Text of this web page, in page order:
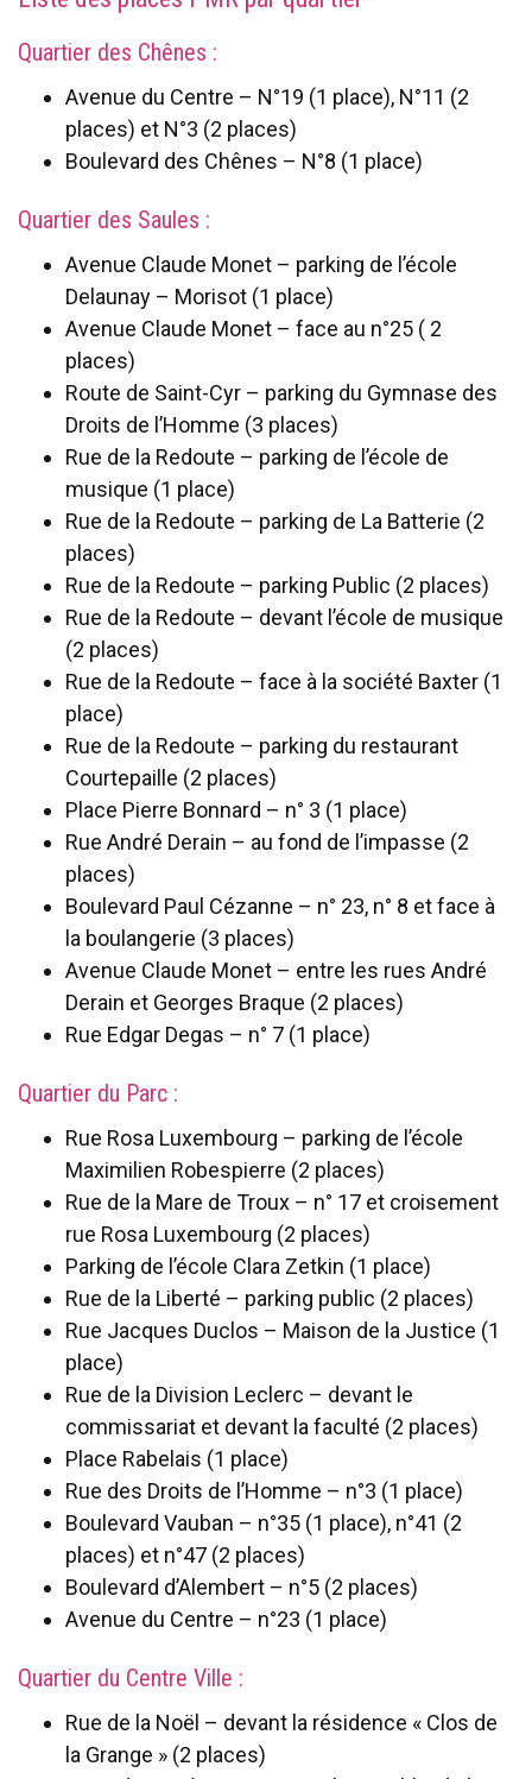
Quartier des Chênes :
Avenue du Centre – N°19 (1 place), N°11 (2
places) et N°3 (2 places)
Boulevard des Chênes – N°8 (1 place)
Quartier des Saules :
Avenue Claude Monet – parking de l’école
Delaunay – Morisot (1 place)
Avenue Claude Monet – face au n°25 ( 2
places)
Route de Saint-Cyr – parking du Gymnase des
Droits de l’Homme (3 places)
Rue de la Redoute – parking de l’école de
musique (1 place)
Rue de la Redoute – parking de La Batterie (2
places)
Rue de la Redoute – parking Public (2 places)
Rue de la Redoute – devant l’école de musique
(2 places)
Rue de la Redoute – face à la société Baxter (1
place)
Rue de la Redoute – parking du restaurant
Courtepaille (2 places)
Place Pierre Bonnard – n° 3 (1 place)
Rue André Derain – au fond de l’impasse (2
places)
Boulevard Paul Cézanne – n° 23, n° 8 et face à
la boulangerie (3 places)
Avenue Claude Monet – entre les rues André
Derain et Georges Braque (2 places)
Rue Edgar Degas – n° 7 (1 place)
Quartier du Parc :
Rue Rosa Luxembourg – parking de l’école
Maximilien Robespierre (2 places)
Rue de la Mare de Troux – n° 17 et croisement
rue Rosa Luxembourg (2 places)
Parking de l’école Clara Zetkin (1 place)
Rue de la Liberté – parking public (2 places)
Rue Jacques Duclos – Maison de la Justice (1
place)
Rue de la Division Leclerc – devant le
commissariat et devant la faculté (2 places)
Place Rabelais (1 place)
Rue des Droits de l’Homme – n°3 (1 place)
Boulevard Vauban – n°35 (1 place), n°41 (2
places) et n°47 (2 places)
Boulevard d’Alembert – n°5 (2 places)
Avenue du Centre – n°23 (1 place)
Quartier du Centre Ville :
Rue de la Noël – devant la résidence « Clos de
la Grange » (2 places)